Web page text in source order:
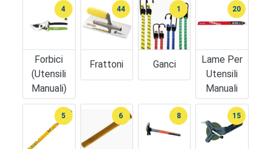
Forbici
(utensili
Manuali)
4
Frattoni
44
Ganci
1
Lame Per
Utensili
Manuali
20
5 6 8 15